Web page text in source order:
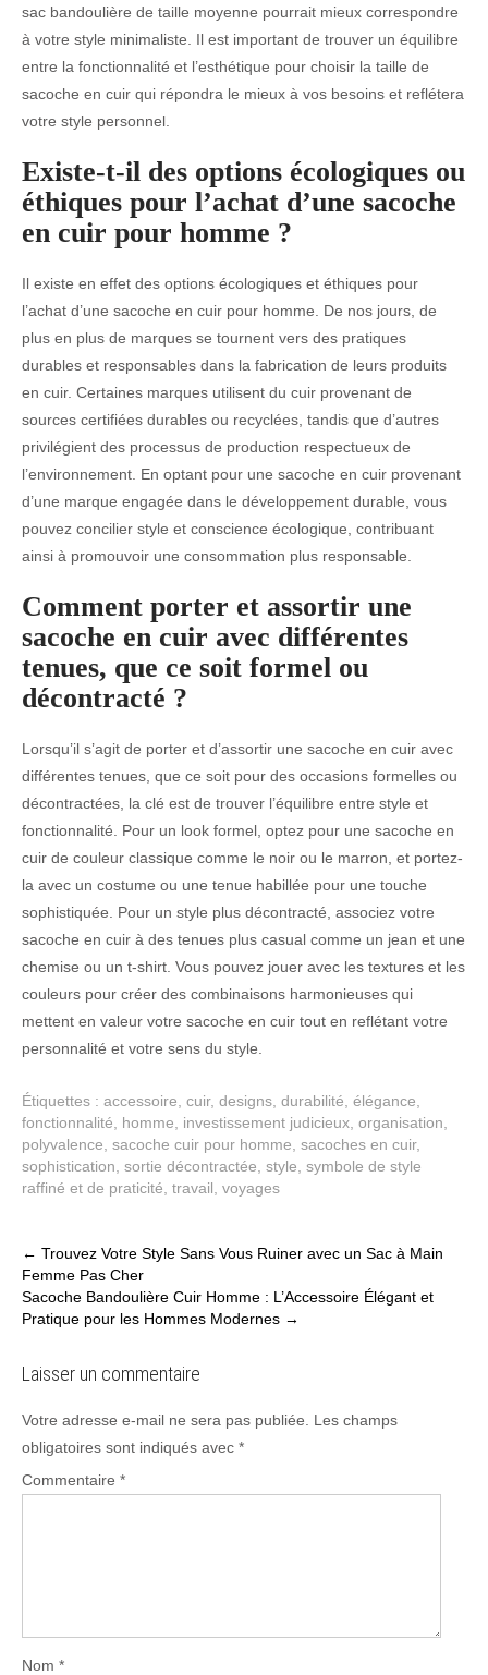
sac bandoulière de taille moyenne pourrait mieux correspondre
à votre style minimaliste. Il est important de trouver un équilibre
entre la fonctionnalité et l’esthétique pour choisir la taille de
sacoche en cuir qui répondra le mieux à vos besoins et reflétera
votre style personnel.
Existe-t-il des options écologiques ou
éthiques pour l’achat d’une sacoche
en cuir pour homme ?
Il existe en effet des options écologiques et éthiques pour
l’achat d’une sacoche en cuir pour homme. De nos jours, de
plus en plus de marques se tournent vers des pratiques
durables et responsables dans la fabrication de leurs produits
en cuir. Certaines marques utilisent du cuir provenant de
sources certifiées durables ou recyclées, tandis que d’autres
privilégient des processus de production respectueux de
l’environnement. En optant pour une sacoche en cuir provenant
d’une marque engagée dans le développement durable, vous
pouvez concilier style et conscience écologique, contribuant
ainsi à promouvoir une consommation plus responsable.
Comment porter et assortir une
sacoche en cuir avec différentes
tenues, que ce soit formel ou
décontracté ?
Lorsqu’il s’agit de porter et d’assortir une sacoche en cuir avec
différentes tenues, que ce soit pour des occasions formelles ou
décontractées, la clé est de trouver l’équilibre entre style et
fonctionnalité. Pour un look formel, optez pour une sacoche en
cuir de couleur classique comme le noir ou le marron, et portez-
la avec un costume ou une tenue habillée pour une touche
sophistiquée. Pour un style plus décontracté, associez votre
sacoche en cuir à des tenues plus casual comme un jean et une
chemise ou un t-shirt. Vous pouvez jouer avec les textures et les
couleurs pour créer des combinaisons harmonieuses qui
mettent en valeur votre sacoche en cuir tout en reflétant votre
personnalité et votre sens du style.
Étiquettes : accessoire cuir, designs durabilité élégance
fonctionnalité
homme investissement judicieux organisation
polyvalence sacoche cuir pour homme sacoches en cuir,
sophistication sortie décontractée style symbole de style
raffiné et de praticité travail voyages
Post
navigation
← Trouvez Votre Style Sans Vous Ruiner avec un Sac à Main
Femme Pas Cher
Sacoche Bandoulière Cuir Homme : L’Accessoire Élégant et
Pratique pour les Hommes Modernes →
Laisser un commentaire
Votre adresse e-mail ne sera pas publiée.
Les champs
obligatoires sont indiqués avec *
Commentaire *
Nom *